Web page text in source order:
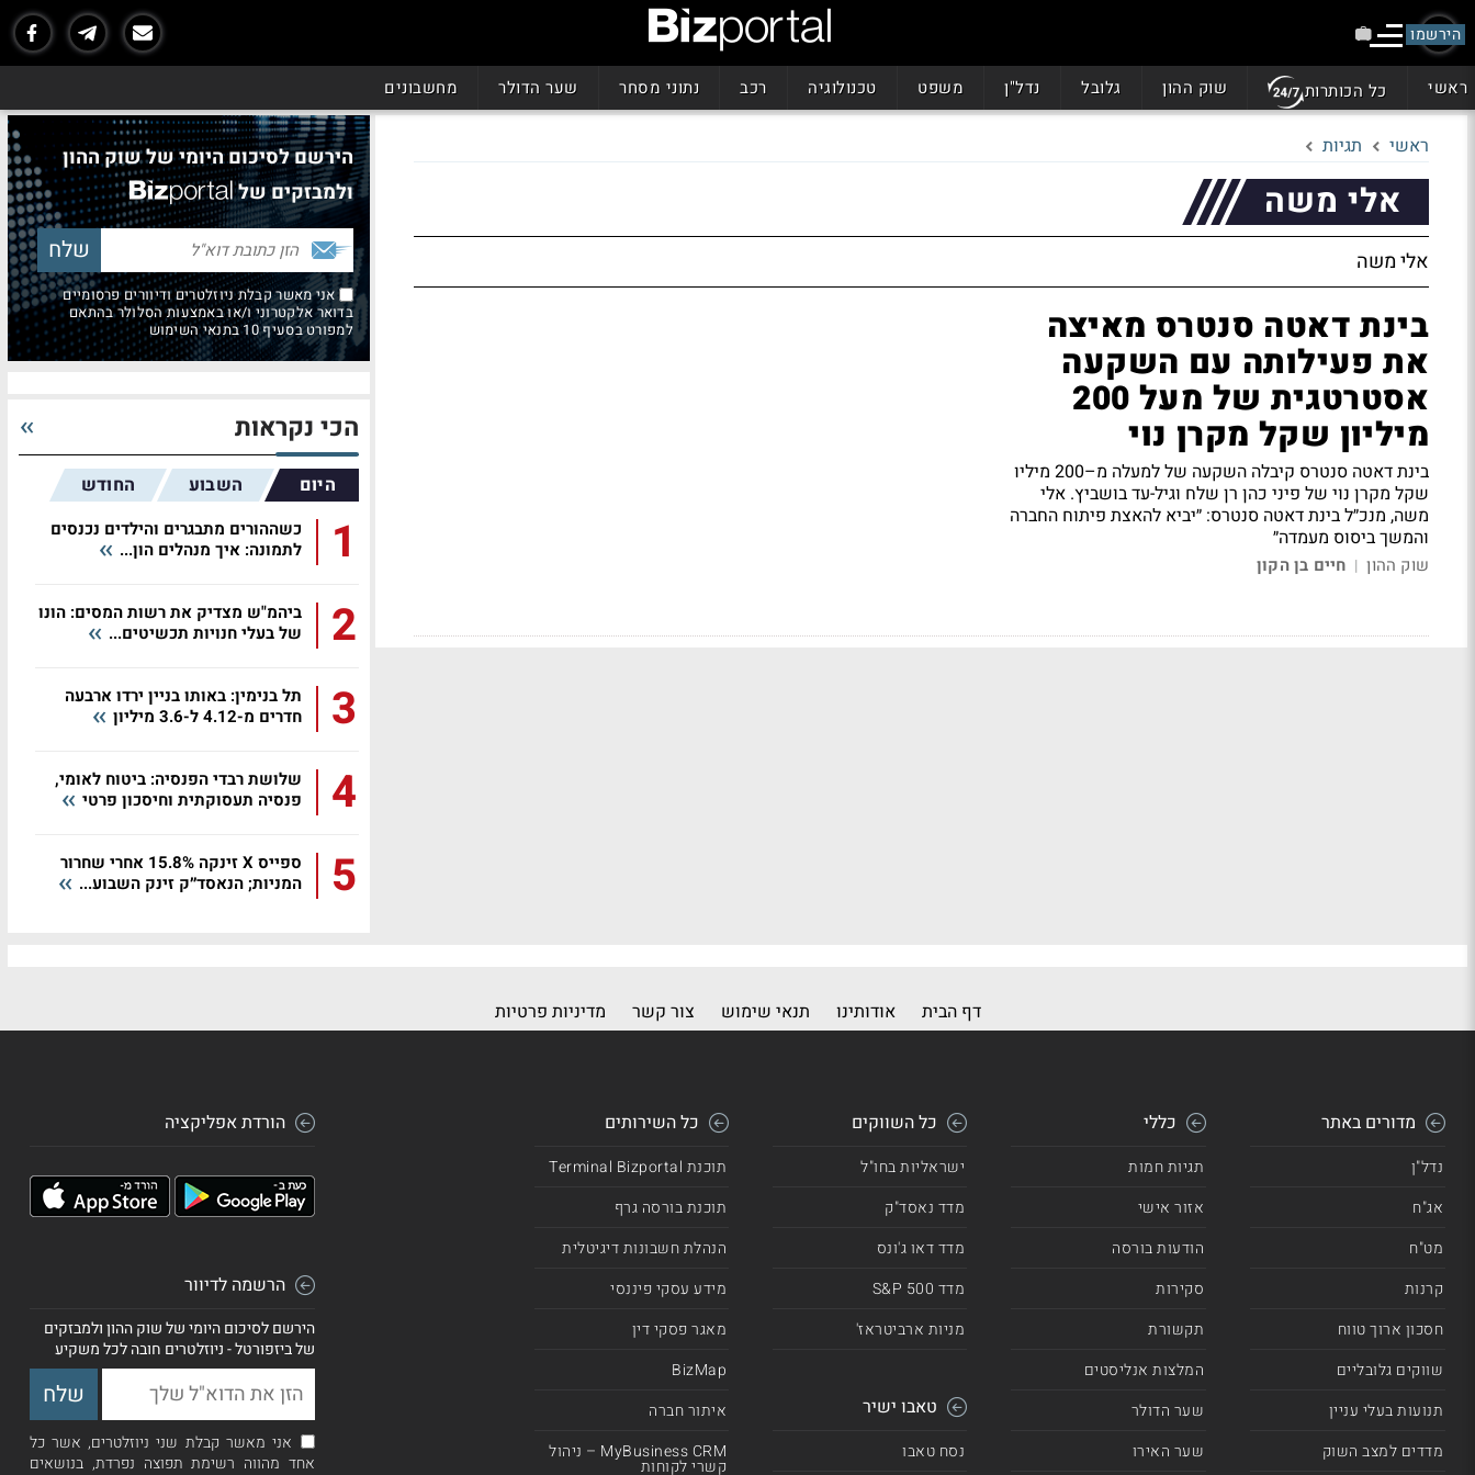
הירשמו
ראשי כל הכותרות שוק ההון גלובל נדל"ן משפט טכנולוגיה רכב נתוני מסחר שער הדולר מחשבונים
ראשי תגיות
אלי משה
אלי משה
בינת דאטה סנטרס מאיצה
את פעילותה עם השקעה
אסטרטגית של מעל 200
מיליון שקל מקרן נוי
בינת דאטה סנטרס קיבלה השקעה של למעלה מ–200 מיליו
שקל מקרן נוי של פיני כהן רן שלח וגיל-עד בושביץ. אלי
משה, מנכ״ל בינת דאטה סנטרס: ״יביא להאצת פיתוח החברה
והמשך ביסוס מעמדה״
שוק ההון | חיים בן הקון
הירשם לסיכום היומי של שוק ההון
ולמבזקים של
אני מאשר קבלת ניוזלטרים ודיוורים פרסומיים
בדואר אלקטרוני ו/או באמצעות הסלולר בהתאם
למפורט בסעיף 10 בתנאי השימוש
הכי נקראות
היום השבוע החודש
1
כשההורים מתבגרים והילדים נכנסים
לתמונה: איך מנהלים הון...
2
ביהמ"ש מצדיק את רשות המסים: הונו
של בעלי חנויות תכשיטים...
3
תל בנימין: באותו בניין ירדו ארבעה
חדרים מ-4.12 ל-3.6 מיליון
4
שלושת רבדי הפנסיה: ביטוח לאומי,
פנסיה תעסוקתית וחיסכון פרטי
5
ספייס X זינקה 15.8% אחרי שחרור
המניות; הנאסד״ק זינק השבוע...
דף הבית אודותינו תנאי שימוש צור קשר מדיניות פרטיות
מדורים באתר
נדל"ן
אג"ח
מט"ח
קרנות
חסכון ארוך טווח
שווקים גלובליים
תנועות בעלי עניין
מדדים למצב השוק
כללי
תגיות חמות
אזור אישי
הודעות בורסה
סקירות
תקשורת
המלצות אנליסטים
שער הדולר
שער האירו
כל השווקים
ישראליות בחו"ל
מדד נאסד"ק
מדד דאו ג'ונס
מדד 500 S&P
מניות ארביטראז'
טאבו ישיר
נסח טאבו
כל השירותים
תוכנת Terminal Bizportal
תוכנת בורסה גרף
הנהלת חשבונות דיגיטלית
מידע עסקי פיננסי
מאגר פסקי דין
BizMap
איתור חברה
MyBusiness CRM – ניהול
קשרי לקוחות
הורדת אפליקציה
הרשמה לדיוור
הירשם לסיכום היומי של שוק ההון ולמבזקים
של ביזפורטל - ניוזלטרים חובה לכל משקיע
אני מאשר קבלת שני ניוזלטרים, אשר כל
אחד מהווה רשימת תפוצה נפרדת, בנושאים